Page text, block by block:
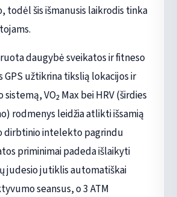
todėl šis išmanusis laikrodis tinka
daugybė sveikatos ir fitneso
užtikrina tikslią lokacijos ir
VO₂ Max bei HRV (širdies
rodmenys leidžia atlikti išsamią
dirbtinio intelekto pagrindu
priminimai padeda išlaikyti
judesio jutiklis automatiškai
seansus, o 3 ATM